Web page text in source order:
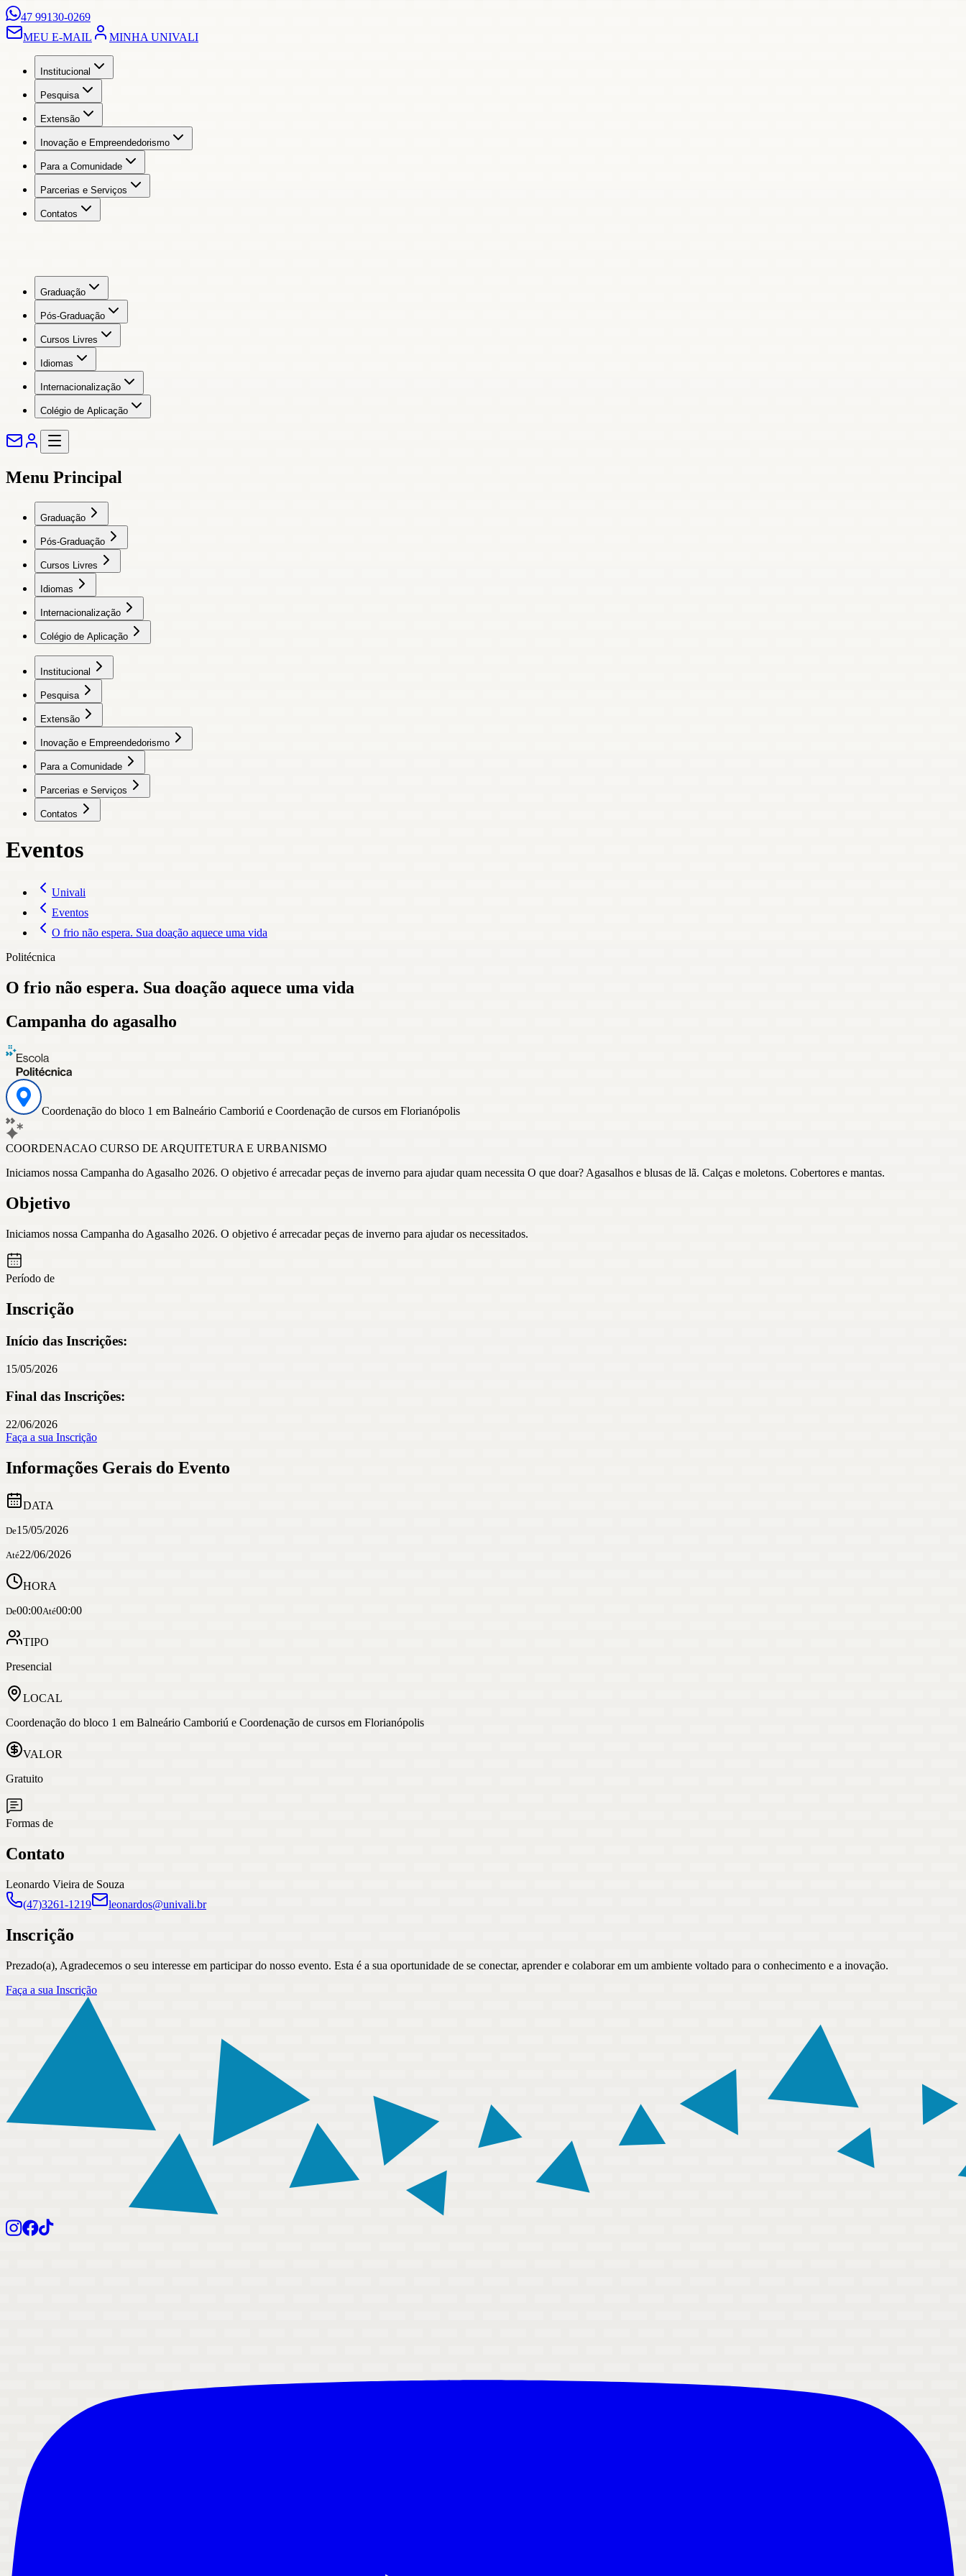
47 99130-0269
MEU E-MAIL
MINHA UNIVALI
Institucional
Pesquisa
Extensão
Inovação e Empreendedorismo
Para a Comunidade
Parcerias e Serviços
Contatos
Graduação
Pós-Graduação
Cursos Livres
Idiomas
Internacionalização
Colégio de Aplicação
Menu Principal
Graduação
Pós-Graduação
Cursos Livres
Idiomas
Internacionalização
Colégio de Aplicação
Institucional
Pesquisa
Extensão
Inovação e Empreendedorismo
Para a Comunidade
Parcerias e Serviços
Contatos
Eventos
Univali
Eventos
O frio não espera. Sua doação aquece uma vida
Politécnica
O frio não espera. Sua doação aquece uma vida
Campanha do agasalho
Coordenação do bloco 1 em Balneário Camboriú e Coordenação de cursos em Florianópolis
COORDENACAO CURSO DE ARQUITETURA E URBANISMO
Iniciamos nossa Campanha do Agasalho 2026. O objetivo é arrecadar peças de inverno para ajudar quam necessita O que doar? Agasalhos e blusas de lã. Calças e moletons. Cobertores e mantas.
Objetivo
Iniciamos nossa Campanha do Agasalho 2026. O objetivo é arrecadar peças de inverno para ajudar os necessitados.
Período de
Inscrição
Início das Inscrições:
15/05/2026
Final das Inscrições:
22/06/2026
Faça a sua Inscrição
Informações Gerais do Evento
DATA
De15/05/2026
Até22/06/2026
HORA
De00:00Até00:00
TIPO
Presencial
LOCAL
Coordenação do bloco 1 em Balneário Camboriú e Coordenação de cursos em Florianópolis
VALOR
Gratuito
Formas de
Contato
Leonardo Vieira de Souza
(47)3261-1219
leonardos@univali.br
Inscrição
Prezado(a), Agradecemos o seu interesse em participar do nosso evento. Esta é a sua oportunidade de se conectar, aprender e colaborar em um ambiente voltado para o conhecimento e a inovação.
Faça a sua Inscrição